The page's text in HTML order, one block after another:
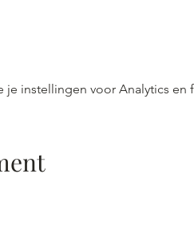
instellingen voor Analytics en